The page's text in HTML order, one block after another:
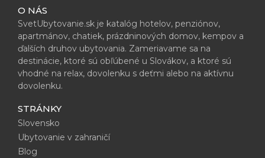
O NÁS
SvetUbytovanie.sk je katalóg hotelov, penziónov,
apartmánov, chatiek, prázdninových domov, kempov a
ďalších druhov ubytovania. Zameriavame sa na
destinácie, ktoré sú obľúbené u Slovákov, a ktoré sú
vhodné na relax, dovolenku s deťmi alebo na aktívnu
dovolenku.
STRÁNKY
Slovensko
Ubytovanie v zahraničí
Blog